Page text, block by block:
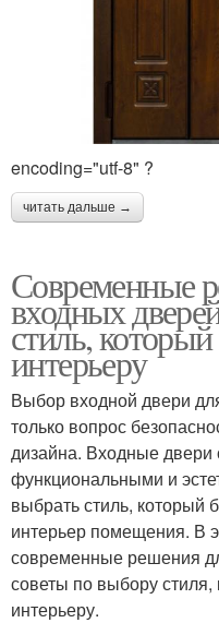
encoding="utf-8" ?
читать дальше →
Современные
входных
стиль,
интерьеру
Выбор входной двери
только вопрос
дизайна. Входные двери
функциональными и
выбрать стиль, который
интерьер помещения. В
современные решения
советы по выбору
интерьеру.